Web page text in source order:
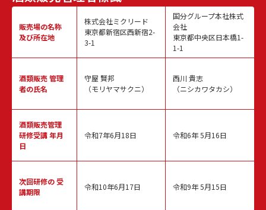
販売場の名称
及び所在地
酒類販売管理
者の氏名
酒類販売管理
研修受講 年月
日
次回研修の受
講期限
株式会社ミクリード
東京都新宿区西新宿2-
3-1
守屋 賢邦
（モリヤマサクニ）
令和7年6月18日
令和10年6月17日
国分グループ本社株式
会社
東京都中央区日本橋1-
1-1
西川 貴志
（ニシカワタカシ）
令和6年 5月16日
令和9年 5月15日